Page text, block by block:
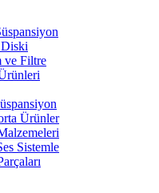
Diski
ve Filtre
Ürünler
Sistemle